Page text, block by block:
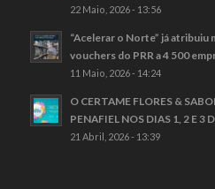
22 Maio, 2026 - 13:56
“Acelerar o Norte” já atribuiu
vouchers do PRR a 4 500
11 Maio, 2026 - 14:24
O CERTAME FLORES &
PENAFIEL NOS DIAS 1, 2 E 3
21 Abril, 2026 - 13:39